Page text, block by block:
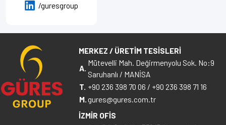
/guresgroup
MERKEZ / ÜRETİM TESİSLERİ
A.
Mütevelli Mah. Değirmenyolu Sok. No:9
Saruhanlı / MANİSA
T. +90 236 398 70 06 / +90 236 398 71 16
M.gures@gures.com.tr
İZMİR OFİS